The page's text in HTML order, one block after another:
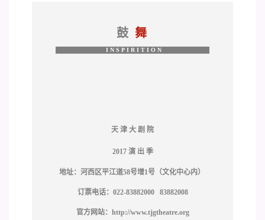
鼓 舞
INSPIRITION
天 津 大 剧 院
2017 演 出 季
地址：河西区平江道58号增1号（文化中心内）
订票电话：022-83882000 83882008
官方网站：http://www.tjgtheatre.org